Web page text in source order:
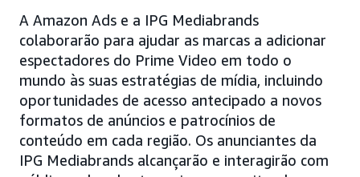
A Amazon Ads e a IPG Mediabrands
colaborarão para ajudar as marcas a adicionar
espectadores do Prime Video em todo o
mundo às suas estratégias de mídia, incluindo
oportunidades de acesso antecipado a novos
formatos de anúncios e patrocínios de
conteúdo em cada região. Os anunciantes da
IPG Mediabrands alcançarão e interagirão com